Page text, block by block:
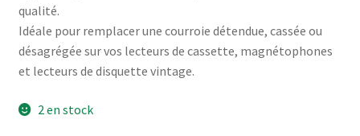
qualité.
Idéale pour remplacer une courroie détendue, cassée ou
désagrégée sur vos lecteurs de cassette, magnétophones
et lecteurs de disquette vintage.
2 en stock